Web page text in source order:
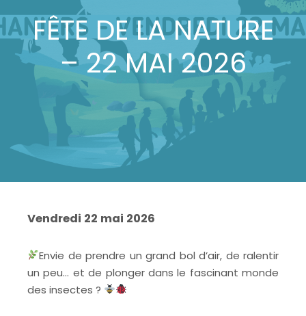
FÊTE DE LA NATURE
– 22 MAI 2026
Vendredi 22 mai 2026
Envie de prendre un grand bol d’air, de ralentir
un peu… et de plonger dans le fascinant monde
des insectes ?